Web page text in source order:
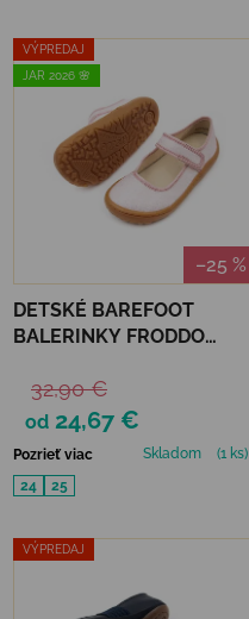
VÝPREDAJ
JAR 2026 🌸
–25 %
DETSKÉ BAREFOOT
BALERINKY FRODDO
od 24,67 €
32,90 €
Pozrieť viac Skladom
(1 ks)
24
25
VÝPREDAJ